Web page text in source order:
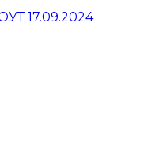
17.09.2024